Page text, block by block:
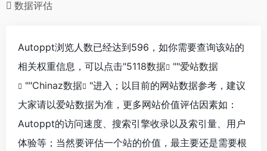
数据评估
Autoppt浏览人数已经达到596，如你需要查询该站的
相关权重信息，可以点击"5118数据 ""爱站数据
""Chinaz数据
"进入；以目前的网站数据参考，建议
大家请以爱站数据为准，更多网站价值评估因素如：
Autoppt的访问速度、搜索引擎收录以及索引量、用户
体验等；当然要评估一个站的价值，最主要还是需要根